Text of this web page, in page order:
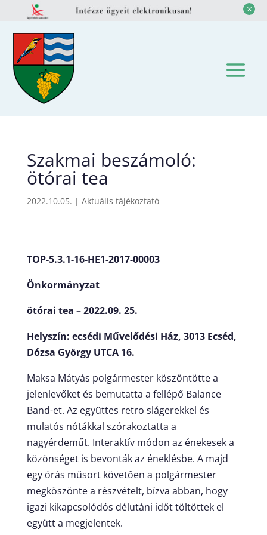
M
Szakmai beszámoló:
ötórai tea
2022.10.05. | Aktuális tájékoztató
TOP-5.3.1-16-HE1-2017-00003
Önkormányzat
ötórai tea – 2022.09. 25.
Helyszín: ecsédi Művelődési Ház, 3013 Ecséd,
Dózsa György UTCA 16.
Maksa Mátyás polgármester köszöntötte a
jelenlevőket és bemutatta a fellépő Balance
Band-et. Az együttes retro slágerekkel és
mulatós nótákkal szórakoztatta a
nagyérdeműt. Interaktív módon az énekesek a
közönséget is bevonták az éneklésbe. A majd
egy órás műsort követően a polgármester
megköszönte a részvételt, bízva abban, hogy
igazi kikapcsolódós délutáni időt töltöttek el
együtt a megjelentek.